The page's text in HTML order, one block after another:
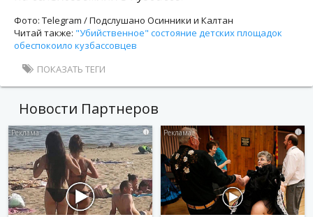
Фото: Telegram / Подслушано Осинники и Калтан
Читай также: "Убийственное" состояние детских площадок
обеспокоило кузбассовцев
ПОКАЗАТЬ ТЕГИ
Новости Партнеров
i i